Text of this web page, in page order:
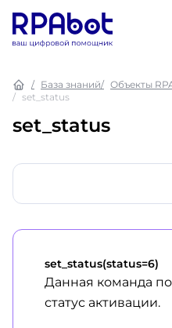
База знаний Объекты
set_status
set_status
set_status(status=6)
Данная команда
статус активации.